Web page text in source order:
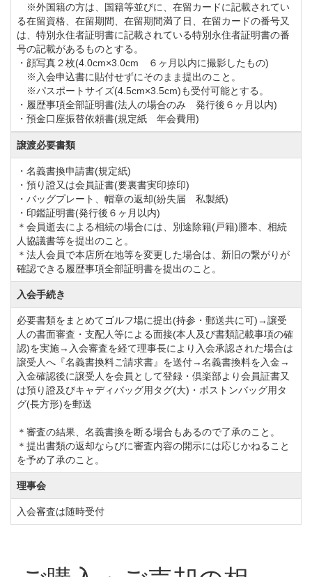
レストランのメニューは豊富で北海道産の高級蕎麦使
用した「鴨せいろ」をはじめ、大きなエビが２つ乗っ
ている「天丼」などご用意させていただいておりま
す。
その他の施設としては浴場と広いコンペルームがあり
メンバー様を始め多くのお客様にご利用していただい
ております。
またザ ナショナルカントリー倶楽部 埼玉のコンペルー
ムではパーティメニューもご用意させていただいてお
り、料理は500円のコースからご用意ございます。
どなた様でも気軽にお楽しみいただけます。
ザ ナショナルカントリー倶楽部 埼玉は都会の喧騒を忘
れて無心でプレーに打ち込んでいただけるゴルフ場で
す。
競技会も盛んに行われており、有意義なクラブライフ
を送っていただくことが可能です。
24時間WEBからゴルフ場へ予約をしていただけるの
で、お好きな時にご予約の手続きが出来るので、非常
にスムーズです。
平成10年11月から配偶者、子供の名義変更料が半額に
なり、さらに多くの方にご利用していただける環境に
なりました。是非この機会にご検討ください。
会員権の名義書換を再開しました。
※外国籍の方は、国籍等並びに、在留カードに記載されてい
る在留資格、在留期間、在留期間満了日、在留カードの番号又
は、特別永住者証明書に記載されている特別永住者証明書の番
号の記載があるものとする。
・顔写真２枚(4.0cm×3.0cm ６ヶ月以内に撮影したもの)
※入会申込書に貼付せずにそのまま提出のこと。
※パスポートサイズ(4.5cm×3.5cm)も受付可能とする。
・履歴事項全部証明書(法人の場合のみ 発行後６ヶ月以内)
・預金口座振替依頼書(規定紙 年会費用)
譲渡必要書類
・名義書換申請書(規定紙)
・預り證又は会員証書(要裏書実印捺印)
・バッグプレート、帽章の返却(紛失届 私製紙)
・印鑑証明書(発行後６ヶ月以内)
＊会員逝去による相続の場合には、別途除籍(戸籍)謄本、相続
人協議書等を提出のこと。
＊法人会員で本店所在地等を変更した場合は、新旧の繋がりが
確認できる履歴事項全部証明書を提出のこと。
入会手続き
必要書類をまとめてゴルフ場に提出(持参・郵送共に可)→譲受
人の書面審査・支配人等による面接(本人及び書類記載事項の確
認)を実施→入会審査を経て理事長により入会承認された場合は
譲受人へ『名義書換料ご請求書』を送付→名義書換料を入金→
入金確認後に譲受人を会員として登録・倶楽部より会員証書又
は預り證及びキャディバッグ用タグ(大)・ボストンバッグ用タ
グ(長方形)を郵送
＊審査の結果、名義書換を断る場合もあるので了承のこと。
＊提出書類の返却ならびに審査内容の開示には応じかねること
を予め了承のこと。
理事会
入会審査は随時受付